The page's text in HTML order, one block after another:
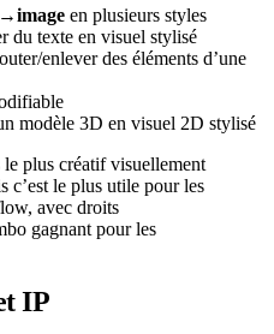
en plusieurs styles
du texte en visuel stylisé
enlever des éléments d’une
modèle 3D en visuel 2D stylisé
le plus créatif visuellement
c’est le plus utile pour les
avec droits
gagnant pour les
IP